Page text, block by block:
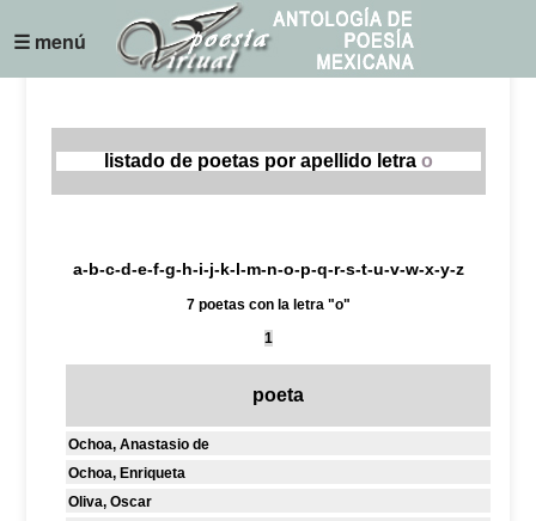
☰ menú
listado de poetas por apellido letra o
a-b-c-d-e-f-g-h-i-j-k-l-m-n-o-p-q-r-s-t-u-v-w-x-y-z
7 poetas con la letra "o"
1
poeta
Ochoa, Anastasio de
Ochoa, Enriqueta
Oliva, Oscar